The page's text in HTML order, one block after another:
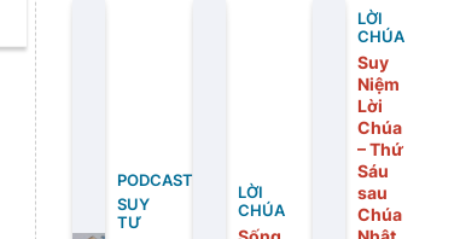
PODCAST
SUY
TƯ
LỜI
CHÚA
LỜI
CHÚA
Suy
Niệm
Lời
Chúa
– Thứ
Sáu
sau
Chúa